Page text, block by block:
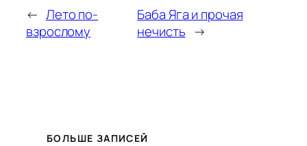
← Лето по-
взрослому
Баба Яга и прочая
нечисть →
БОЛЬШЕ ЗАПИСЕЙ